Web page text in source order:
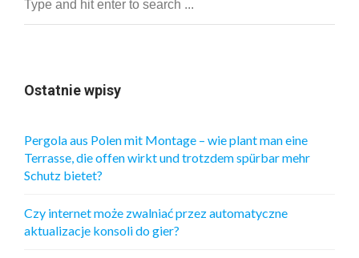
Ostatnie wpisy
Pergola aus Polen mit Montage – wie plant man eine
Terrasse, die offen wirkt und trotzdem spürbar mehr
Schutz bietet?
Czy internet może zwalniać przez automatyczne
aktualizacje konsoli do gier?